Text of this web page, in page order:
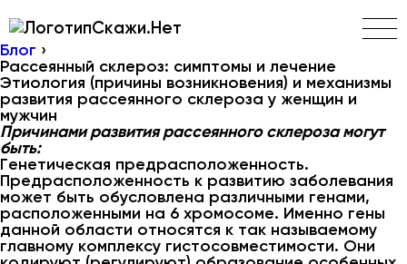
Скажи.Нет
Блог ›
Рассеянный склероз: симптомы и лечение
Этиология (причины возникновения) и механизмы
развития рассеянного склероза у женщин и
мужчин
Причинами развития рассеянного склероза могут
быть:
Генетическая предрасположенность.
Предрасположенность к развитию заболевания
может быть обусловлена различными генами,
расположенными на 6 хромосоме. Именно гены
данной области относятся к так называемому
главному комплексу гистосовместимости. Они